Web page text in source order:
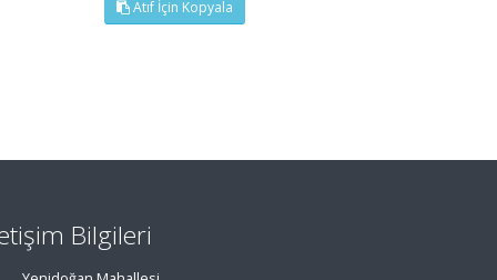
Atıf İçin Kopyala
Bilgileri